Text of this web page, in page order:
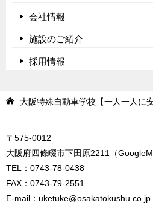
会社情報
施設のご紹介
採用情報
大阪特殊自動車学校【一人一人に
〒575-0012
大阪府四條畷市下田原2211（
TEL： 0743-78-0438
FAX：0743-79-2551
E-mail： uketuke@osakatokushu.co.jp